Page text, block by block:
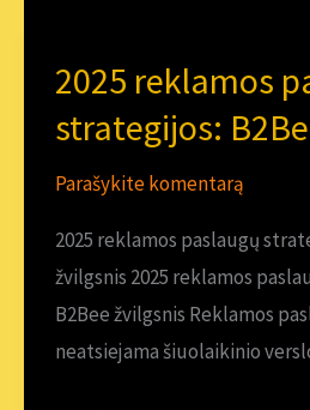
2025 reklamos
strategijos:
Parašykite komentarą
2025 reklamos paslaugų
žvilgsnis 2025 reklamos
B2Bee žvilgsnis Reklamos
neatsiejama šiuolaikinio
2025
reklamos
paslaugų
strategijos: